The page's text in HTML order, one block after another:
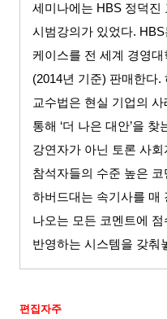
세미나에는 HBS 정덕진
시범강의가 있었다. HBS
케이스를 전 세계 경영
(2014년 기준) 판매한다.
교수법은 현실 기업의
통해 ‘더 나은 대안’을 찾
강연자가 아닌 토론 사
참석자들의 수준 높은
하버드대는 속기사를 매
나오는 모든 코멘트에
반영하는 시스템을 갖춰
편집자주